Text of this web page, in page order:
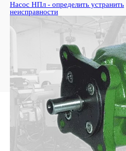
Насос НПл - определить устранить
неисправности